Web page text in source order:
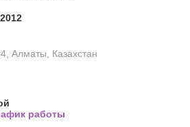
Алматы, Казахстан
работы